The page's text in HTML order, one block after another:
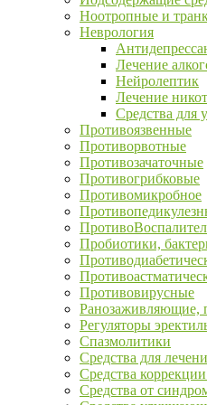
Ноотропные и
Неврология
Лечение
Нейролептик
Лечение
Средства для
Противоязвенные
Противорвотные
Противозачаточные
Противогрибковые
Противомикробное
Пробиотики,
Противовирусные
Ранозаживляющие,
Регуляторы
Спазмолитики
Средства для
Средства
Средства от